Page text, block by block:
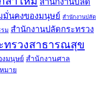
มั่นคงของมนุษย์ สำนักงานปลัด
ม สำนักงานปลัดกระทรวง
ทรวงสาธารณสุข
มนุษย์ สำนักงานศาล
มาย